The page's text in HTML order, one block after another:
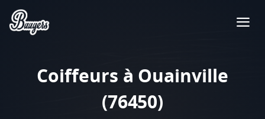
Coiffeurs à Ouainville
(76450)